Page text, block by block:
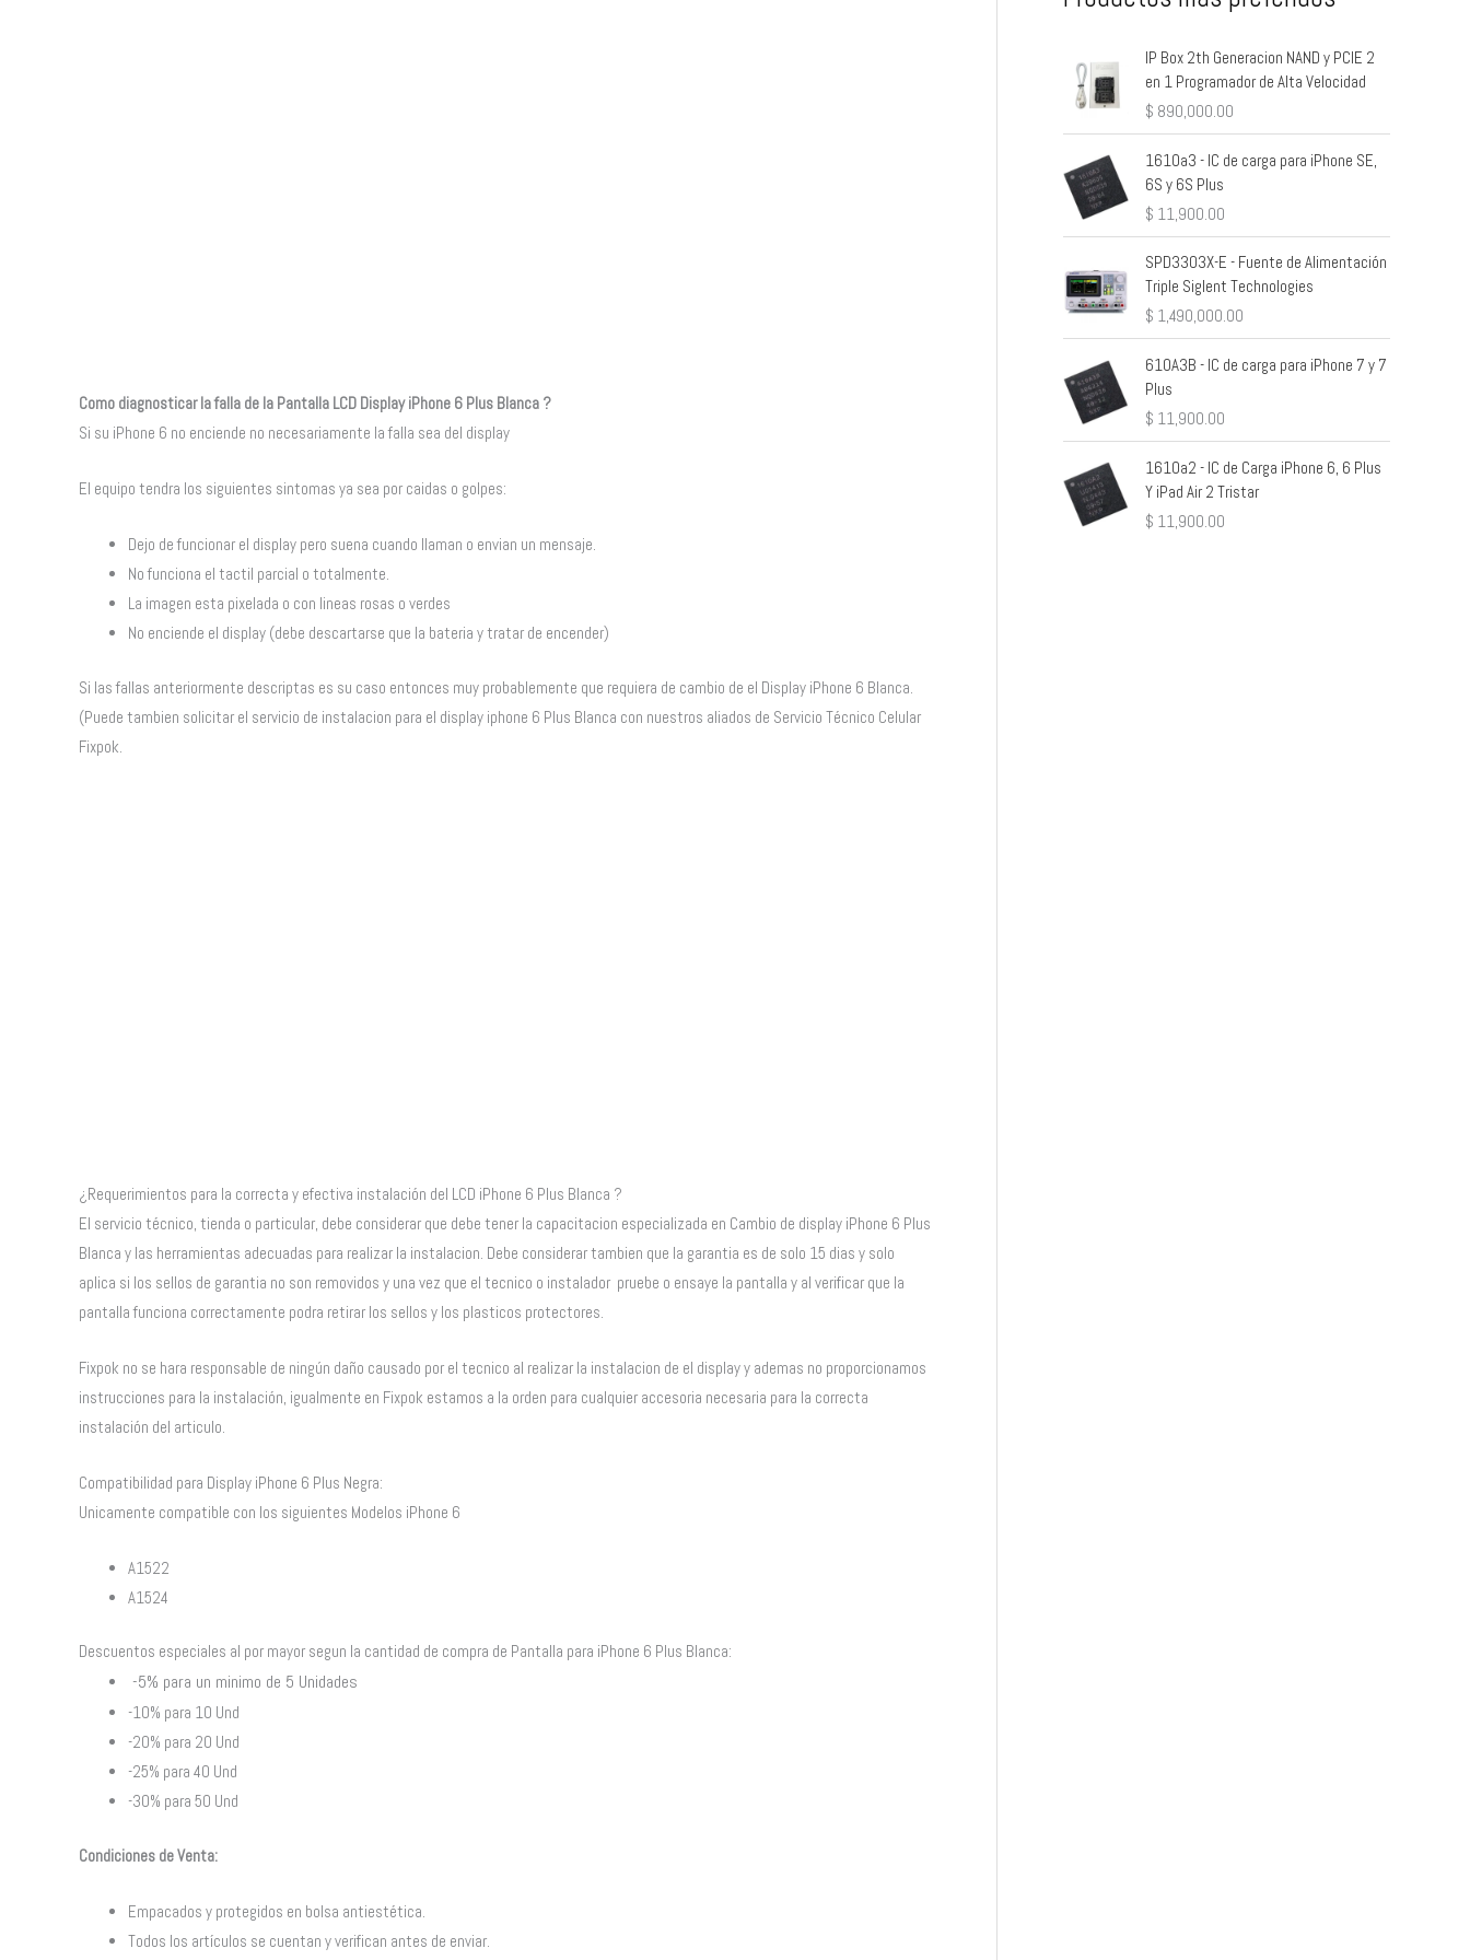
Como diagnosticar la falla de la Pantalla LCD Display iPhone 6 Plus Blanca ?
Si su iPhone 6 no enciende no necesariamente la falla sea del display
El equipo tendra los siguientes sintomas ya sea por caidas o golpes:
Dejo de funcionar el display pero suena cuando llaman o envian un mensaje.
No funciona el tactil parcial o totalmente.
La imagen esta pixelada o con lineas rosas o verdes
No enciende el display (debe descartarse que la bateria y tratar de encender)
Si las fallas anteriormente descriptas es su caso entonces muy probablemente que requiera de cambio de el Display iPhone 6 Blanca.
(Puede tambien solicitar el servicio de instalacion para el display iphone 6 Plus Blanca con nuestros aliados de Servicio Técnico Celular
Fixpok.
¿Requerimientos para la correcta y efectiva instalación del LCD iPhone 6 Plus Blanca ?
El servicio técnico, tienda o particular, debe considerar que debe tener la capacitacion especializada en Cambio de display iPhone 6 Plus
Blanca y las herramientas adecuadas para realizar la instalacion. Debe considerar tambien que la garantia es de solo 15 dias y solo
aplica si los sellos de garantia no son removidos y una vez que el tecnico o instalador pruebe o ensaye la pantalla y al verificar que la
pantalla funciona correctamente podra retirar los sellos y los plasticos protectores.
Fixpok no se hara responsable de ningún daño causado por el tecnico al realizar la instalacion de el display y ademas no proporcionamos
instrucciones para la instalación, igualmente en Fixpok estamos a la orden para cualquier accesoria necesaria para la correcta
instalación del articulo.
Compatibilidad para Display iPhone 6 Plus Negra:
Unicamente compatible con los siguientes Modelos iPhone 6
A1522
A1524
Descuentos especiales al por mayor segun la cantidad de compra de Pantalla para iPhone 6 Plus Blanca:
-5% para un minimo de 5 Unidades
-10% para 10 Und
-20% para 20 Und
-25% para 40 Und
-30% para 50 Und
Condiciones de Venta:
Empacados y protegidos en bolsa antiestética.
Todos los artículos se cuentan y verifican antes de enviar.
IP Box 2th Generacion NAND y PCIE 2
en 1 Programador de Alta Velocidad
$ 890,000.00
1610a3 - IC de carga para iPhone SE,
6S y 6S Plus
$ 11,900.00
SPD3303X-E - Fuente de Alimentación
Triple Siglent Technologies
$ 1,490,000.00
610A3B - IC de carga para iPhone 7 y 7
Plus
$ 11,900.00
1610a2 - IC de Carga iPhone 6, 6 Plus
Y iPad Air 2 Tristar
$ 11,900.00